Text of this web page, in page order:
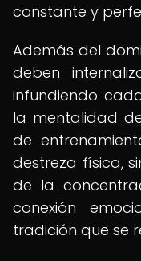
constante y
Además del
deben
infundiendo
la mentalidad
de
destreza física,
de la
conexión
tradición que se